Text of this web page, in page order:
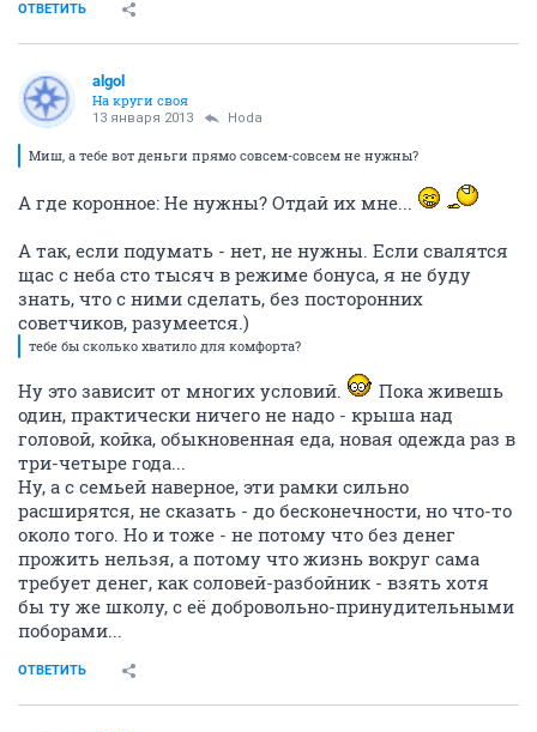
ОТВЕТИТЬ
algol
На круги своя
13 января 2013 Hoda
Миш, а тебе вот деньги прямо совсем-совсем не нужны?
А где коронное: Не нужны? Отдай их мне...
А так, если подумать - нет, не нужны. Если свалятся
щас с неба сто тысяч в режиме бонуса, я не буду
знать, что с ними сделать, без посторонних
советчиков, разумеется.)
тебе бы сколько хватило для комфорта?
Ну это зависит от многих условий.
Пока живешь
один, практически ничего не надо - крыша над
головой, койка, обыкновенная еда, новая одежда раз в
три-четыре года...
Ну, а с семьей наверное, эти рамки сильно
расширятся, не сказать - до бесконечности, но что-то
около того. Но и тоже - не потому что без денег
прожить нельзя, а потому что жизнь вокруг сама
требует денег, как соловей-разбойник - взять хотя
бы ту же школу, с её добровольно-принудительными
поборами...
ОТВЕТИТЬ